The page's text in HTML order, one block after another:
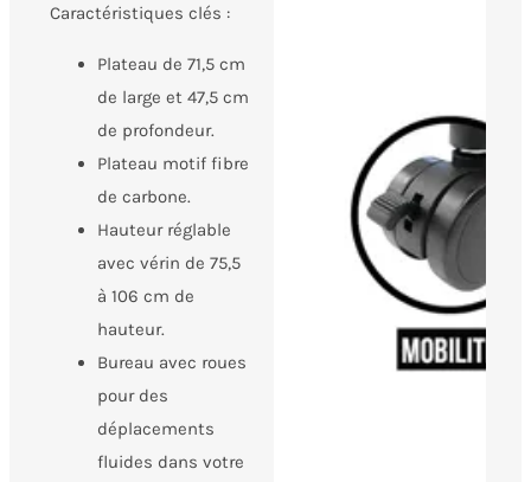
Caractéristiques clés :
Plateau de 71,5 cm
de large et 47,5 cm
de profondeur.
Plateau motif fibre
de carbone.
Hauteur réglable
avec vérin de 75,5
à 106 cm de
hauteur.
Bureau avec roues
pour des
déplacements
fluides dans votre